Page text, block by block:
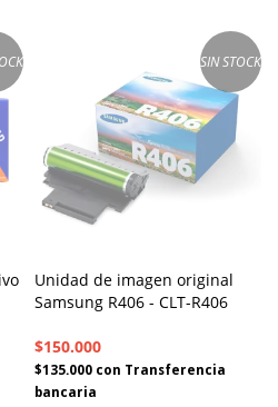
SIN STOCK
Unidad de imagen original
Samsung R406 - CLT-R406
$150.000
$135.000 con Transferencia
bancaria